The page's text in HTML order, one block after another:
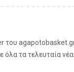
του
όλα τα τελευταία νέα